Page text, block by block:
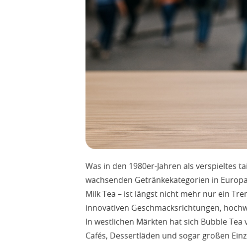
Was in den 1980er-Jahren als verspieltes
wachsenden Getränkekategorien in
Milk Tea – ist längst nicht mehr nur ein
innovativen Geschmacksrichtungen,
In westlichen Märkten hat sich Bubble
Cafés, Dessertläden und sogar großen